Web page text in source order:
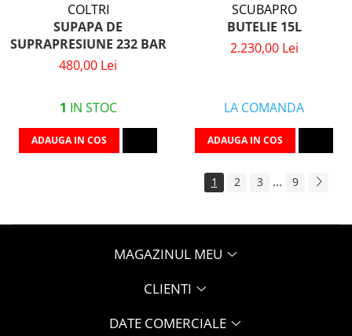
COLTRI
SUPAPA DE
SUPRAPRESIUNE 232 BAR
480,00 Lei
1 IN STOC
ADAUGA IN COS
SCUBAPRO
BUTELIE 15L
2.230,00 Lei
LA COMANDA
ADAUGA IN COS
1 2 3 ... 9
MAGAZINUL MEU
CLIENTI
DATE COMERCIALE